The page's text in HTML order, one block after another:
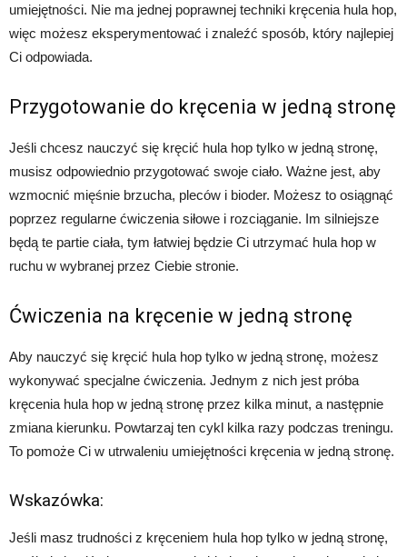
umiejętności. Nie ma jednej poprawnej techniki kręcenia hula hop,
więc możesz eksperymentować i znaleźć sposób, który najlepiej
Ci odpowiada.
Przygotowanie do kręcenia w jedną stronę
Jeśli chcesz nauczyć się kręcić hula hop tylko w jedną stronę,
musisz odpowiednio przygotować swoje ciało. Ważne jest, aby
wzmocnić mięśnie brzucha, pleców i bioder. Możesz to osiągnąć
poprzez regularne ćwiczenia siłowe i rozciąganie. Im silniejsze
będą te partie ciała, tym łatwiej będzie Ci utrzymać hula hop w
ruchu w wybranej przez Ciebie stronie.
Ćwiczenia na kręcenie w jedną stronę
Aby nauczyć się kręcić hula hop tylko w jedną stronę, możesz
wykonywać specjalne ćwiczenia. Jednym z nich jest próba
kręcenia hula hop w jedną stronę przez kilka minut, a następnie
zmiana kierunku. Powtarzaj ten cykl kilka razy podczas treningu.
To pomoże Ci w utrwaleniu umiejętności kręcenia w jedną stronę.
Wskazówka:
Jeśli masz trudności z kręceniem hula hop tylko w jedną stronę,